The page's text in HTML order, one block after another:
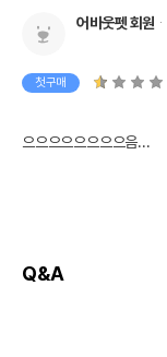
어바웃펫 회원
첫구매
으으으으으으으으음...
Q&A